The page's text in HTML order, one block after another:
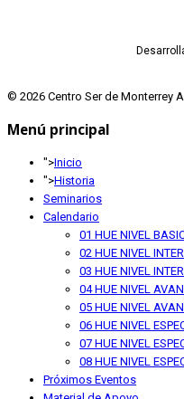
© 2026 Centro Ser de Monterrey
Menú principal
">Inicio
">Historia
Seminarios
Calendario
01 HUE NIVEL
02 HUE NIVEL
03 HUE NIVEL
04 HUE NIVEL
05 HUE NIVEL
06 HUE NIVEL
07 HUE NIVEL
08 HUE NIVEL
Próximos Eventos